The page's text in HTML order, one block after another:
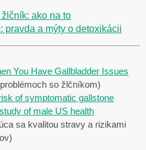
ako na to
pravda a mýty o detoxikácii
You Have Gallbladder Issues
so žlčníkom)
of symptomatic gallstone
of male US health
sa kvalitou stravy a rizikami